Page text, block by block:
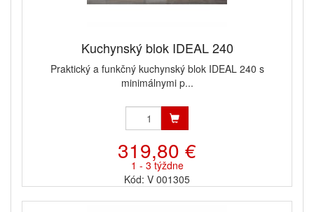
Kuchynský blok IDEAL 240
Praktický a funkčný kuchynský blok IDEAL 240 s
minimálnymi p...
319,80 €
1 - 3 týždne
Kód: V 001305